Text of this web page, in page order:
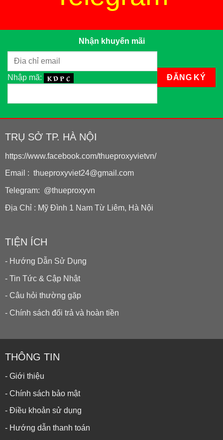
Nhận khuyến mãi
Nhập mã:
TRỤ SỞ TP. HÀ NỘI
https://www.facebook.com/thueproxyvietvn/
Email : thueproxyviet24@gmail.com
Telegram: @thueproxyvn
Địa Chỉ : Mỹ Đình 1 Nam Từ Liêm, Hà Nội
TIỆN ÍCH
- Hướng Dẫn Sử Dụng
- Tin Tức & Cập Nhật
- Câu hỏi thường gặp
- Chính sách đổi trả và hoàn tiền
THÔNG TIN
- Giới thiệu
- Chính sách bảo mật
- Điều khoản sử dụng
- Hướng dẫn thanh toán